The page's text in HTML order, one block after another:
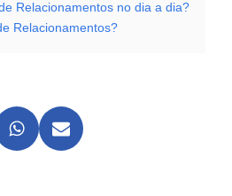
Relacionamentos no dia a dia?
Relacionamentos?